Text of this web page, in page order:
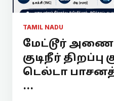
TAMIL NADU
மேட்டூர்
குடிநீர் திறப்பு
டெல்டா
...